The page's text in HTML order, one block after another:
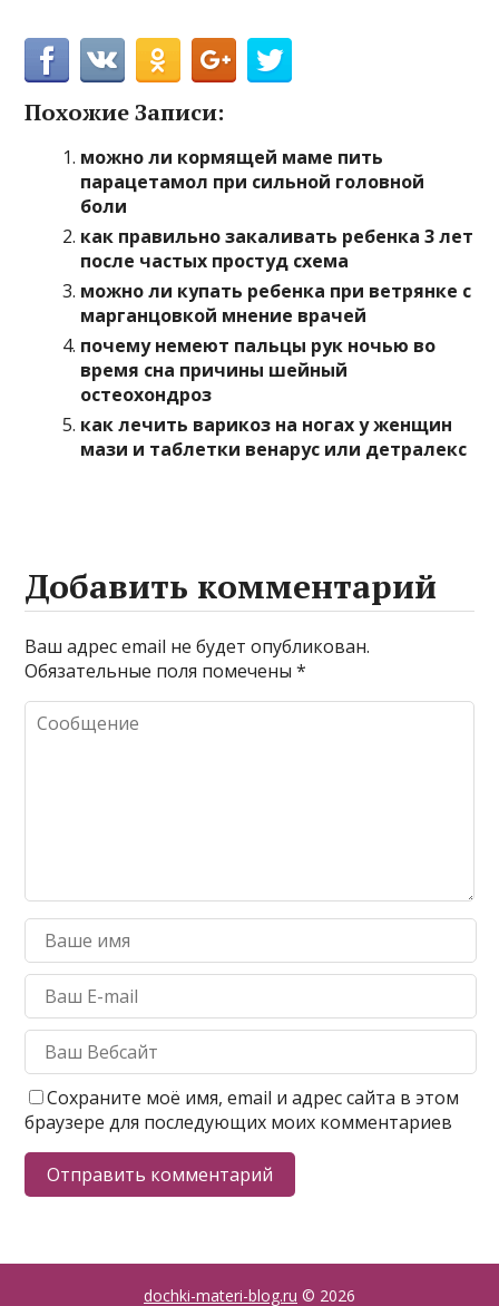
Похожие Записи:
можно ли кормящей маме пить
парацетамол при сильной головной
боли
как правильно закаливать ребенка 3 лет
после частых простуд схема
можно ли купать ребенка при ветрянке с
марганцовкой мнение врачей
почему немеют пальцы рук ночью во
время сна причины шейный
остеохондроз
как лечить варикоз на ногах у женщин
мази и таблетки венарус или детралекс
Добавить комментарий
Ваш адрес email не будет опубликован.
Обязательные поля помечены*
Сохраните моё имя, email и адрес сайта в этом
браузере для последующих моих комментариев
dochki-materi-blog.ru © 2026